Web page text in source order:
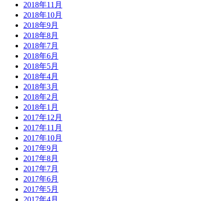
2018年11月
2018年10月
2018年9月
2018年8月
2018年7月
2018年6月
2018年5月
2018年4月
2018年3月
2018年2月
2018年1月
2017年12月
2017年11月
2017年10月
2017年9月
2017年8月
2017年7月
2017年6月
2017年5月